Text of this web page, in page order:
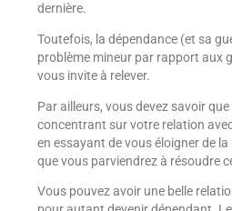
dernière.
Toutefois, la dépendance (et sa
problème mineur par rapport aux
vous invite à relever.
Par ailleurs, vous devez savoir que
concentrant sur votre relation
en essayant de vous éloigner de
que vous parviendrez à résoudre
Vous pouvez avoir une belle